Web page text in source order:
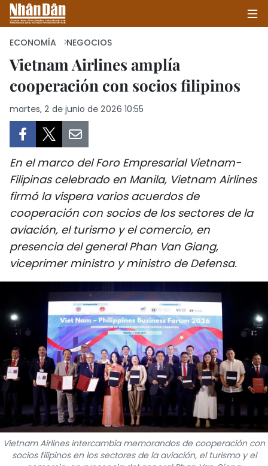
INICIO
POLÍTICA
SOCIEDAD
SALUD - MEDIO AMBIENTE
CULTURA - ENTRETENIMIENTO
INTERNACIONAL
DEPORTES
VIAJES
PUENTE DE AMISTAD
HISTORIAS MULTIMEDIA
FOTOGRAFÍA
¿QUIÉNES SOMOS?
ECONOMÍA NEGOCIOS
Vietnam Airlines amplía
cooperación con socios filipinos
martes, 2 de junio de 2026 10:55
En el marco del Foro Empresarial Vietnam-
Filipinas celebrado en Manila, Vietnam Airlines
firmó la víspera varios acuerdos de
cooperación con socios de los sectores de la
aviación, el turismo y el comercio, en
presencia del general Phan Van Giang,
viceprimer ministro y ministro de Defensa.
Vietnam Airlines intercambia memorandos de cooperación con
socios filipinos en los sectores de la aviación, el turismo y el